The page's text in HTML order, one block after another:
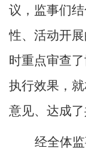
议，监事们
性、活动开
时重点审查
执行效果，
意见、达成了
经全体